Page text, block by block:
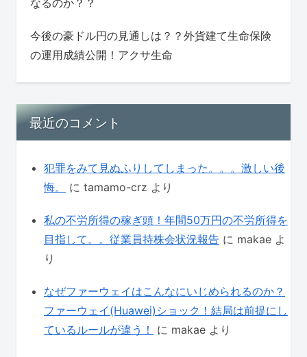
なるのか？？
今後の豪ドル円の見通しは？？外貨建て生命保険
の運用成績公開！アクサ生命
最近のコメント
犯罪をみて見ぬふりしてしまった。。。激しい後
悔。
に tamamo-crz より
私の不労所得の稼ぎ頭！年間50万円の不労所得を
目指して。。従業員持株会状況報告 に makae よ
り
なぜファーウェイはこんなにいじめられるのか？
ファーウェイ(Huawei)ショック！結局は前提にし
ているルールが違う！
に makae より